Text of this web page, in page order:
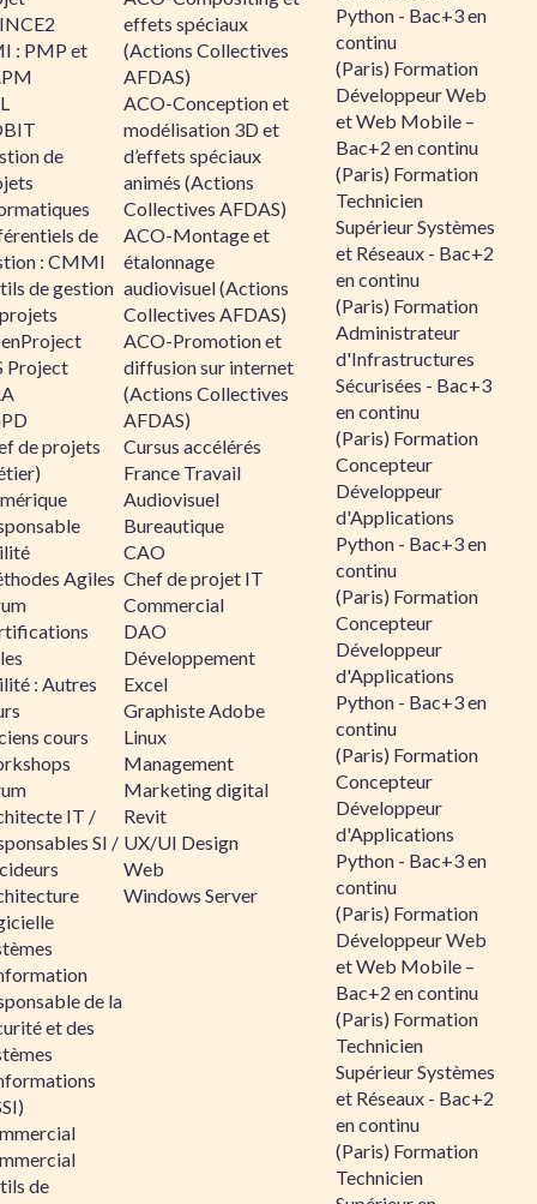
: PMP et
de
de
: CMMI
de gestion
Project
de projets
Agiles
: Autres
cours
IT /
SI /
de la
et des
de
effets spéciaux
(Actions Collectives
AFDAS)
ACO-Conception et
modélisation 3D et
d’effets spéciaux
animés (Actions
Collectives AFDAS)
ACO-Montage et
étalonnage
audiovisuel (Actions
Collectives AFDAS)
ACO-Promotion et
diffusion sur internet
(Actions Collectives
AFDAS)
Cursus accélérés
France Travail
Audiovisuel
Bureautique
CAO
Chef de projet IT
Commercial
DAO
Développement
Excel
Graphiste Adobe
Linux
Management
Marketing digital
Revit
UX/UI Design
Web
Windows Server
Python - Bac+3 en
continu
(Paris) Formation
Développeur Web
et Web Mobile –
Bac+2 en continu
(Paris) Formation
Technicien
Supérieur Systèmes
et Réseaux - Bac+2
en continu
(Paris) Formation
Administrateur
d'Infrastructures
Sécurisées - Bac+3
en continu
(Paris) Formation
Concepteur
Développeur
d'Applications
Python - Bac+3 en
continu
(Paris) Formation
Concepteur
Développeur
d'Applications
Python - Bac+3 en
continu
(Paris) Formation
Concepteur
Développeur
d'Applications
Python - Bac+3 en
continu
(Paris) Formation
Développeur Web
et Web Mobile –
Bac+2 en continu
(Paris) Formation
Technicien
Supérieur Systèmes
et Réseaux - Bac+2
en continu
(Paris) Formation
Technicien